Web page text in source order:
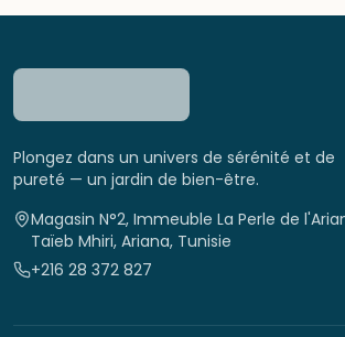
Plongez dans un univers de sérénité et de
pureté — un jardin de bien-être.
Magasin N°2, Immeuble La Perle de
Taïeb Mhiri, Ariana, Tunisie
+216 28 372 827